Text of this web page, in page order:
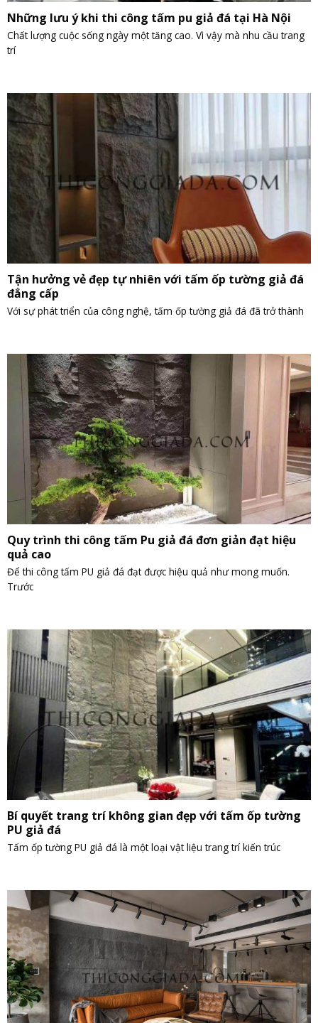
Những lưu ý khi thi công tấm pu giả đá tại Hà Nội
Chất lượng cuộc sống ngày một tăng cao. Vì vậy mà nhu cầu trang
trí
Tận hưởng vẻ đẹp tự nhiên với tấm ốp tường giả đá
đẳng cấp
Với sự phát triển của công nghệ, tấm ốp tường giả đá đã trở thành
Quy trình thi công tấm Pu giả đá đơn giản đạt hiệu
quả cao
Để thi công tấm PU giả đá đạt được hiệu quả như mong muốn.
Trước
Bí quyết trang trí không gian đẹp với tấm ốp tường
PU giả đá
Tấm ốp tường PU giả đá là một loại vật liệu trang trí kiến trúc